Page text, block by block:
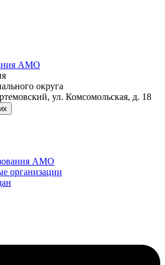
округа
ул. Комсомольская, д. 18
АМО
организации